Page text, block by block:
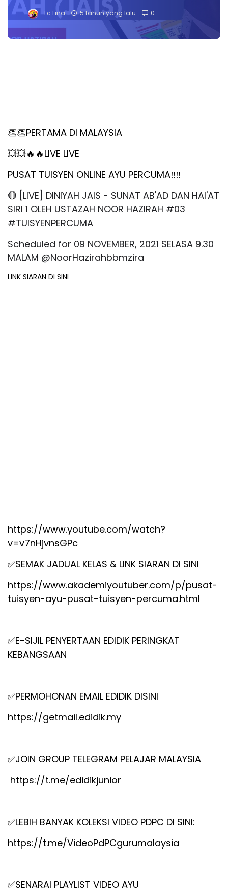
Tc Lina 5 tahun yang lalu 0
👏👏PERTAMA DI MALAYSIA
💥💥🔥🔥LIVE LIVE
PUSAT TUISYEN ONLINE AYU PERCUMA‼️‼️
🔴 [LIVE] DINIYAH JAIS - SUNAT AB'AD DAN HAI'AT
SIRI 1 OLEH USTAZAH NOOR HAZIRAH #03
#TUISYENPERCUMA
Scheduled for 09 NOVEMBER, 2021 SELASA 9.30
MALAM @NoorHazirahbbmzira
LINK SIARAN DI SINI
https://www.youtube.com/watch?
v=v7nHjvnsGPc
✅SEMAK JADUAL KELAS & LINK SIARAN DI SINI
https://www.akademiyoutuber.com/p/pusat-
tuisyen-ayu-pusat-tuisyen-percuma.html
✅E-SIJIL PENYERTAAN EDIDIK PERINGKAT
KEBANGSAAN
✅PERMOHONAN EMAIL EDIDIK DISINI
https://getmail.edidik.my
✅JOIN GROUP TELEGRAM PELAJAR MALAYSIA
https://t.me/edidikjunior
✅LEBIH BANYAK KOLEKSI VIDEO PDPC DI SINI:
https://t.me/VideoPdPCgurumalaysia
✅SENARAI PLAYLIST VIDEO AYU